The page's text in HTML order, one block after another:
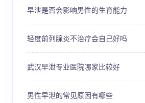
早泄是否会影响男性的生育能力
轻度前列腺炎不治疗会自己好吗
武汉早泄专业医院哪家比较好
男性早泄的常见原因有哪些